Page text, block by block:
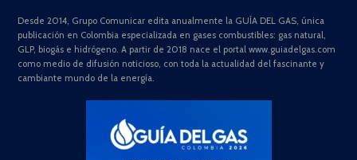
Desde 2014, Grupo Comunicar edita anualmente la GUÍA DEL GAS, única
publicación en Colombia especializada en gases combustibles: gas natural,
GLP, biogás e hidrógeno. A partir de 2018 nace el portal www.guiadelgas.com
como medio de difusión noticioso, con toda la actualidad del fascinante y
cambiante mundo de la energía.